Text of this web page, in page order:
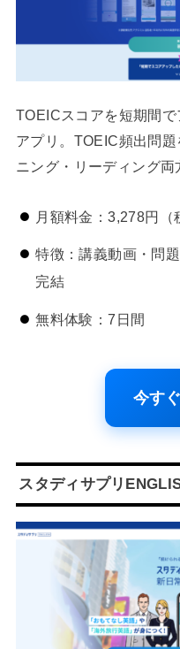
TOEICスコアを短期間
アプリ。TOEIC頻出問
ニング・リーディング両
月額料金：3,278円（
特徴：講義動画・問
完結
無料体験：7日間
今す
スタディサプリ